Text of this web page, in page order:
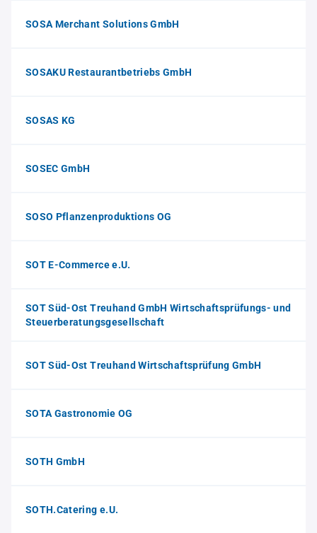
SOSA Merchant Solutions GmbH
SOSAKU Restaurantbetriebs GmbH
SOSAS KG
SOSEC GmbH
SOSO Pflanzenproduktions OG
SOT E-Commerce e.U.
SOT Süd-Ost Treuhand GmbH Wirtschaftsprüfungs- und
Steuerberatungsgesellschaft
SOT Süd-Ost Treuhand Wirtschaftsprüfung GmbH
SOTA Gastronomie OG
SOTH GmbH
SOTH.Catering e.U.